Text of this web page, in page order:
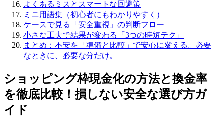
よくあるミスとスマートな回避策
ミニ用語集（初心者にもわかりやすく）
ケースで見る「安全重視」の判断フロー
小さな工夫で結果が変わる「3つの時短テク」
まとめ：不安を「準備と比較」で安心に変える。必要
なときに、必要な分だけ。
ショッピング枠現金化の方法と換金率
を徹底比較！損しない安全な選び方ガ
イド